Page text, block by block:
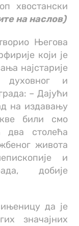
хвостански
на наслов)
Његова
који је
најстарије
духовног и
– Дајући
на издавању
били смо
столећа
живота
и
добије
да је
значајних